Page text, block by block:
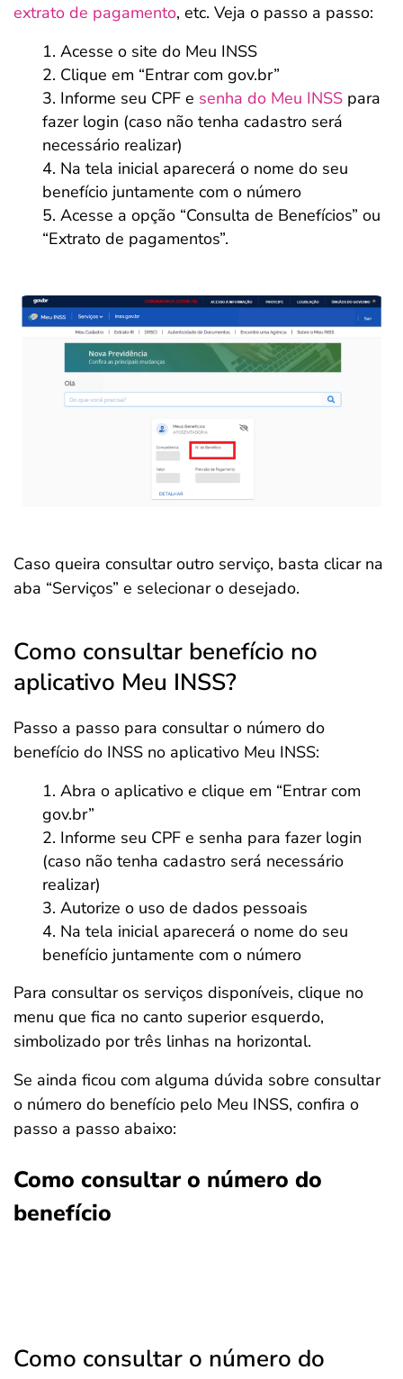
extrato de pagamento, etc. Veja o passo a passo:
Acesse o site do Meu INSS
Clique em “Entrar com gov.br”
Informe seu CPF e senha do Meu INSS para
fazer login (caso não tenha cadastro será
necessário realizar)
Na tela inicial aparecerá o nome do seu
benefício juntamente com o número
Acesse a opção “Consulta de Benefícios” ou
“Extrato de pagamentos”.
Caso queira consultar outro serviço, basta clicar na
aba “Serviços” e selecionar o desejado.
Como consultar benefício no
aplicativo Meu INSS?
Passo a passo para consultar o número do
benefício do INSS no aplicativo Meu INSS:
Abra o aplicativo e clique em “Entrar com
gov.br”
Informe seu CPF e senha para fazer login
(caso não tenha cadastro será necessário
realizar)
Autorize o uso de dados pessoais
Na tela inicial aparecerá o nome do seu
benefício juntamente com o número
Para consultar os serviços disponíveis, clique no
menu que fica no canto superior esquerdo,
simbolizado por três linhas na horizontal.
Se ainda ficou com alguma dúvida sobre consultar
o número do benefício pelo Meu INSS, confira o
passo a passo abaixo:
Como consultar o número do
benefício
Como consultar o número do